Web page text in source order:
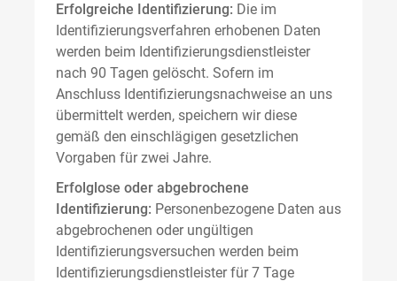
Erfolgreiche Identifizierung: Die im
Identifizierungsverfahren erhobenen Daten
werden beim Identifizierungsdienstleister
nach 90 Tagen gelöscht. Sofern im
Anschluss Identifizierungsnachweise an uns
übermittelt werden, speichern wir diese
gemäß den einschlägigen gesetzlichen
Vorgaben für zwei Jahre.
Erfolglose oder abgebrochene
Identifizierung: Personenbezogene Daten aus
abgebrochenen oder ungültigen
Identifizierungsversuchen werden beim
Identifizierungsdienstleister für 7 Tage